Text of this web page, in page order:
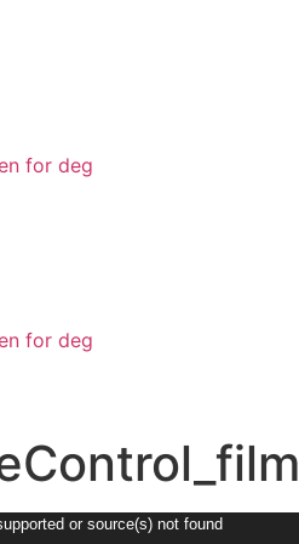
for deg
for deg
or source(s) not found